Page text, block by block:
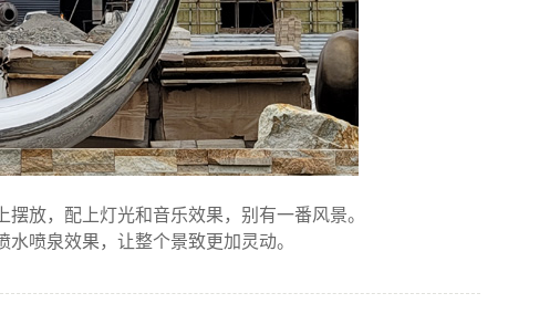
放，配上灯光和音乐效果，别有一番风景。
喷泉效果，让整个景致更加灵动。